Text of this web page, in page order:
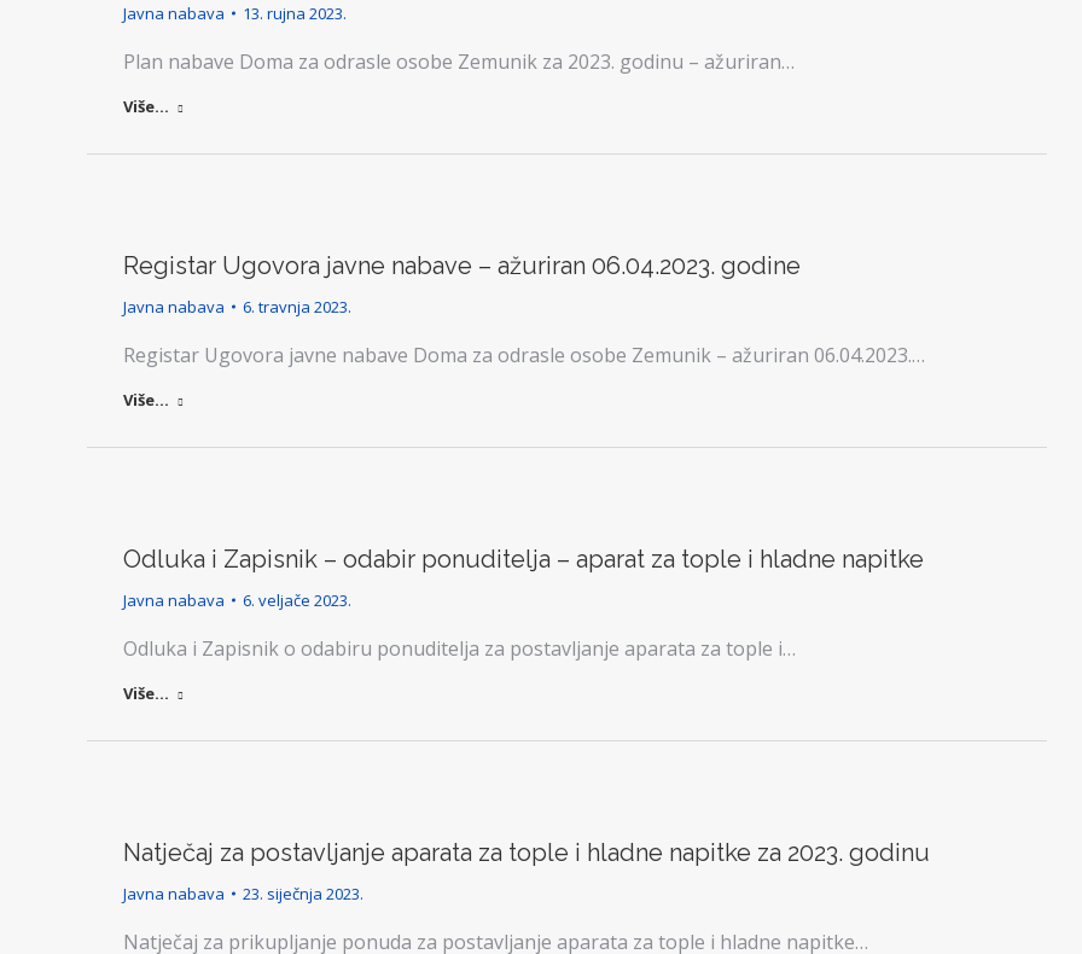
Javna nabava 13. rujna 2023.
Plan nabave Doma za odrasle osobe Zemunik za 2023. godinu – ažuriran…
Više...
Registar Ugovora javne nabave – ažuriran 06.04.2023. godine
Javna nabava 6. travnja 2023.
Registar Ugovora javne nabave Doma za odrasle osobe Zemunik – ažuriran 06.04.2023.…
Više...
Odluka i Zapisnik – odabir ponuditelja – aparat za tople i hladne napitke
Javna nabava 6. veljače 2023.
Odluka i Zapisnik o odabiru ponuditelja za postavljanje aparata za tople i…
Više...
Natječaj za postavljanje aparata za tople i hladne napitke za 2023. godinu
Javna nabava 23. siječnja 2023.
Natječaj za prikupljanje ponuda za postavljanje aparata za tople i hladne napitke…